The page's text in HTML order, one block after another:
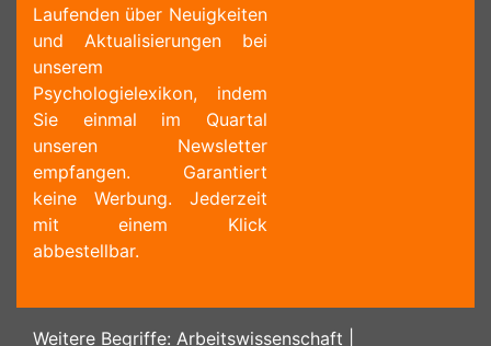
Laufenden über Neuigkeiten
und Aktualisierungen bei
unserem
Psychologielexikon, indem
Sie einmal im Quartal
unseren Newsletter
empfangen. Garantiert
keine Werbung. Jederzeit
mit einem Klick
abbestellbar.
Weitere Begriffe: Arbeitswissenschaft